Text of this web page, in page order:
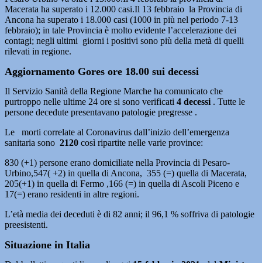
Macerata ha superato i 12.000 casi.Il 13 febbraio la Provincia di
Ancona ha superato i 18.000 casi (1000 in più nel periodo 7-13
febbraio); in tale Provincia è molto evidente l’accelerazione dei
contagi; negli ultimi giorni i positivi sono più della metà di quelli
rilevati in regione.
Aggiornamento Gores ore 18.00 sui decessi
Il Servizio Sanità della Regione Marche ha comunicato che
purtroppo nelle ultime 24 ore si sono verificati 4 decessi . Tutte le
persone decedute presentavano patologie pregresse .
Le morti correlate al Coronavirus dall’inizio dell’emergenza
sanitaria sono 2120 così ripartite nelle varie province:
830 (+1) persone erano domiciliate nella Provincia di Pesaro-
Urbino,547( +2) in quella di Ancona, 355 (=) quella di Macerata,
205(+1) in quella di Fermo ,166 (=) in quella di Ascoli Piceno e
17(=) erano residenti in altre regioni.
L’età media dei deceduti è di 82 anni; il 96,1 % soffriva di patologie
preesistenti.
Situazione in Italia